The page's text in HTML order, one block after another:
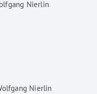
Nierlin
Nierlin